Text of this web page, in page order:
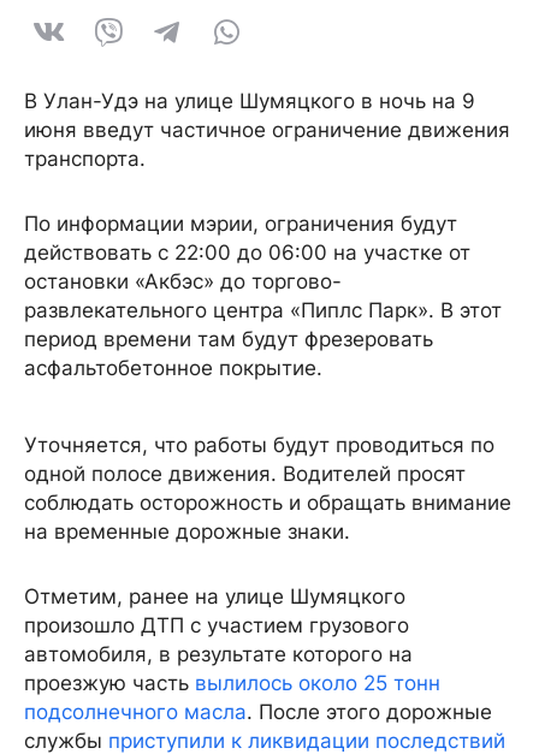
В Улан-Удэ на улице Шумяцкого в ночь на 9
июня введут частичное ограничение движения
транспорта.
По информации мэрии, ограничения будут
действовать с 22:00 до 06:00 на участке от
остановки «Акбэс» до торгово-
развлекательного центра «Пиплс Парк». В этот
период времени там будут фрезеровать
асфальтобетонное покрытие.
Уточняется, что работы будут проводиться по
одной полосе движения. Водителей просят
соблюдать осторожность и обращать внимание
на временные дорожные знаки.
Отметим, ранее на улице Шумяцкого
произошло ДТП с участием грузового
автомобиля, в результате которого на
проезжую часть вылилось около 25 тонн
подсолнечного масла. После этого дорожные
службы приступили к ликвидации последствий